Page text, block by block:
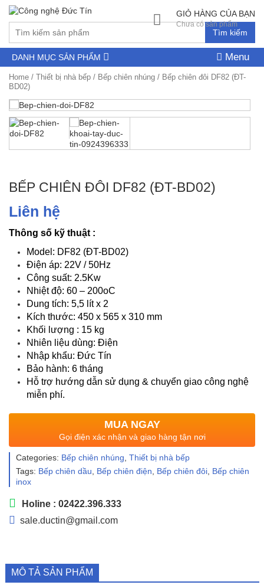
Tìm kiếm
GIỎ HÀNG CỦA BẠN
Chưa có sản phẩm
DANH MỤC SẢN PHẨM Menu
Home / Thiết bị nhà bếp / Bếp chiên nhúng / Bếp chiên đôi DF82 (ĐT-
BD02)
BẾP CHIÊN ĐÔI DF82 (ĐT-BD02)
Liên hệ
Thông số kỹ thuật :
Model: DF82 (ĐT-BD02)
Điện áp: 22V / 50Hz
Công suất: 2.5Kw
Nhiệt độ: 60 – 200oC
Dung tích: 5,5 lít x 2
Kích thước: 450 x 565 x 310 mm
Khối lượng : 15 kg
Nhiên liệu dùng: Điện
Nhập khẩu: Đức Tín
Bảo hành: 6 tháng
Hỗ trợ hướng dẫn sử dụng & chuyển giao công nghệ
miễn phí.
MUA NGAY
Gọi điện xác nhận và giao hàng tận nơi
Categories: Bếp chiên nhúng Thiết bị nhà bếp
Tags: Bếp chiên dầu Bếp chiên điện Bếp chiên đôi Bếp chiên
inox
Holine : 02422.396.333
sale.ductin@gmail.com
MÔ TẢ SẢN PHẨM